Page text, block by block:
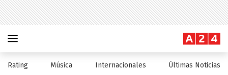
Rating Música Internacionales Últimas Noticias